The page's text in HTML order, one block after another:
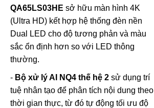
QA65LS03HE sở hữu màn hình 4K
(Ultra HD) kết hợp hệ thống đèn nền
Dual LED cho độ tương phản và màu
sắc ổn định hơn so với LED thông
thường.
- Bộ xử lý AI NQ4 thế hệ 2 sử dụng trí
tuệ nhân tạo để phân tích nội dung theo
thời gian thực, từ đó tự động tối ưu độ